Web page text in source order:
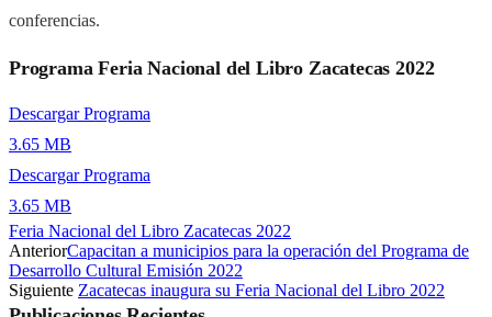
conferencias.
Programa Feria Nacional del Libro Zacatecas 2022
Descargar Programa
3.65 MB
Descargar Programa
3.65 MB
Feria Nacional del Libro Zacatecas 2022
AnteriorCapacitan a municipios para la operación del Programa de
Desarrollo Cultural Emisión 2022
Siguiente Zacatecas inaugura su Feria Nacional del Libro 2022